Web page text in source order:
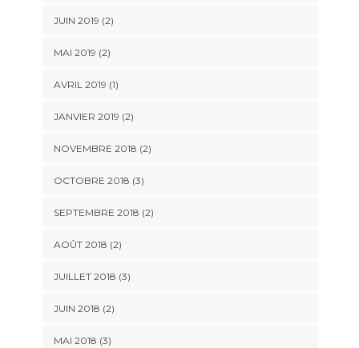
JUIN 2019 (2)
MAI 2019 (2)
AVRIL 2019 (1)
JANVIER 2019 (2)
NOVEMBRE 2018 (2)
OCTOBRE 2018 (3)
SEPTEMBRE 2018 (2)
AOÛT 2018 (2)
JUILLET 2018 (3)
JUIN 2018 (2)
MAI 2018 (3)